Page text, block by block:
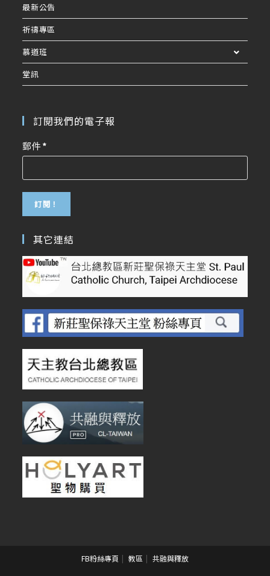
最新公告
祈禱專區
慕道班
堂訊
訂閱我們的電子報
郵件*
其它連結
FB粉絲專頁 教區 共融與釋放